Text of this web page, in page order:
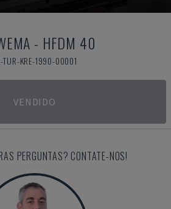
- HFDM 40
TUR-KRE-1990-00001
VENDIDO
PERGUNTAS? CONTATE-NOS!